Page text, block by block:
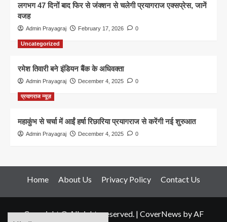
लगभग 47 दिनों बाद फिर से जंक्शन से चलेगी प्रयागराज एक्सप्रेस, जानें
वजह
Admin Prayagraj February 17, 2026 0
Uncategorized
रमेश तिवारी बने इंडियन बैंक के अधिवक्ता
Admin Prayagraj December 4, 2025 0
प्रयागराज न्यूज़
महाकुंभ से चर्चा में आईं हर्षा रिछारिया प्रयागराज से करेंगी नई शुरुआत
Admin Prayagraj December 4, 2025 0
Home About Us Privacy Policy Contact Us
Copyright © All rights reserved. | CoverNews by AF